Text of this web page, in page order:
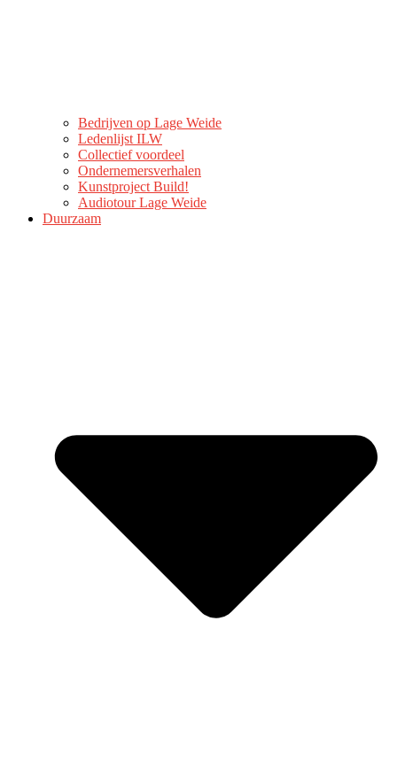
Bedrijven op Lage Weide
Ledenlijst ILW
Collectief voordeel
Ondernemersverhalen
Kunstproject Build!
Audiotour Lage Weide
Duurzaam